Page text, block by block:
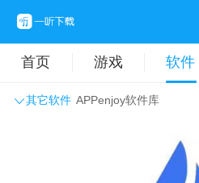
首页 游戏 软件
其它软件 APPenjoy软件库
拍摄美化